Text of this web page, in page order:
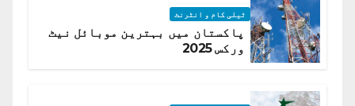
ٹیلی کام و انٹرنٹ
پاکستان میں بہترین موبائل نیٹ
ورکس 2025